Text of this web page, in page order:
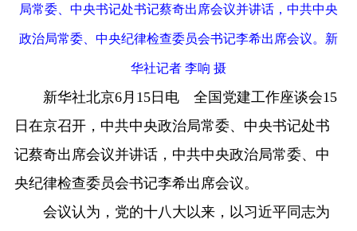
局常委、中央书记处书记蔡奇出席会议并讲话，中共中央
政治局常委、中央纪律检查委员会书记李希出席会议。新
华社记者 李响 摄
新华社北京6月15日电 全国党建工作座谈会15
日在京召开，中共中央政治局常委、中央书记处书
记蔡奇出席会议并讲话，中共中央政治局常委、中
央纪律检查委员会书记李希出席会议。
会议认为，党的十八大以来，以习近平同志为